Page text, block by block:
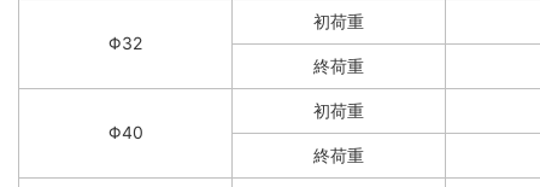
Φ32
初荷重
終荷重
Φ40
初荷重
終荷重